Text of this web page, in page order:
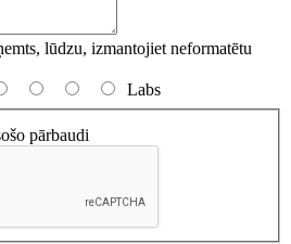
lūdzu, izmantojiet neformatētu
Labs
pārbaudi